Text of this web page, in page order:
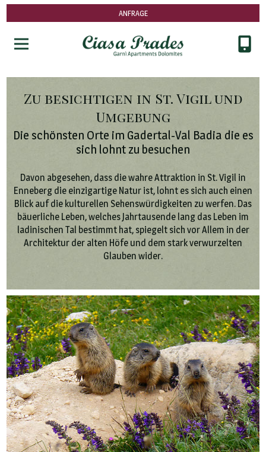
ANFRAGE
Zu besichtigen in St. Vigil und
Umgebung
Die schönsten Orte im Gadertal-Val Badia die es
sich lohnt zu besuchen
Davon abgesehen, dass die wahre Attraktion in St. Vigil in
Enneberg die einzigartige Natur ist, lohnt es sich auch einen
Blick auf die kulturellen Sehenswürdigkeiten zu werfen. Das
bäuerliche Leben, welches Jahrtausende lang das Leben im
ladinischen Tal bestimmt hat, spiegelt sich vor Allem in der
Architektur der alten Höfe und dem stark verwurzelten
Glauben wider.